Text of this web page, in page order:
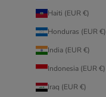
Haiti (EUR €)
Honduras (EUR €)
India (EUR €)
Indonesia (EUR €)
Iraq (EUR €)